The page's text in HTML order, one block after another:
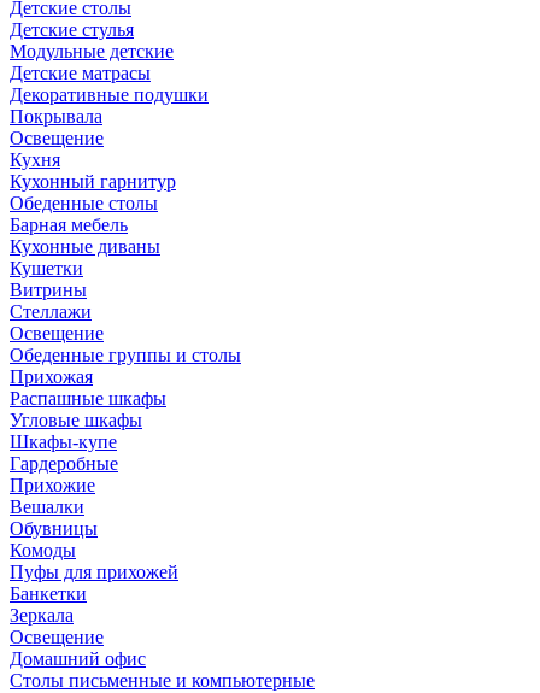
Детские столы
Детские стулья
Модульные детские
Детские матрасы
Декоративные подушки
Покрывала
Освещение
Кухня
Кухонный гарнитур
Обеденные столы
Барная мебель
Кухонные диваны
Кушетки
Витрины
Стеллажи
Освещение
Обеденные группы и столы
Прихожая
Распашные шкафы
Угловые шкафы
Шкафы-купе
Гардеробные
Прихожие
Вешалки
Обувницы
Комоды
Пуфы для прихожей
Банкетки
Зеркала
Освещение
Домашний офис
Столы письменные и компьютерные